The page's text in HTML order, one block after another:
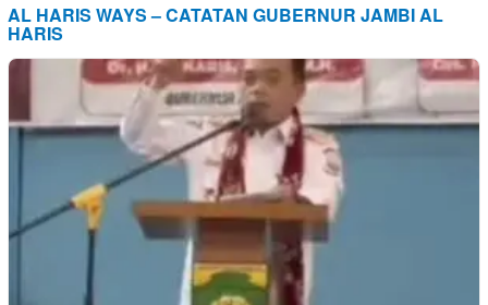
AL HARIS WAYS – CATATAN GUBERNUR JAMBI AL
HARIS